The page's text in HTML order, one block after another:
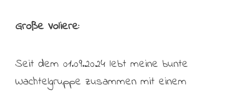
Große Voliere:
Seit dem 01.09.2024 lebt meine bunte
Wachtelgruppe zusammen mit einem